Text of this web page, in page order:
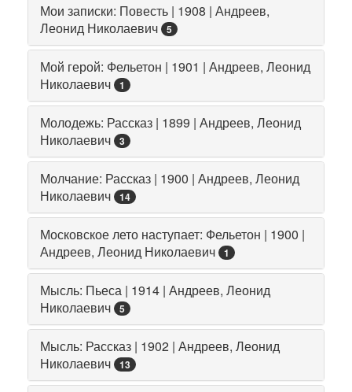
Мои записки: Повесть | 1908 | Андреев,
Леонид Николаевич
5
Мой герой: Фельетон | 1901 | Андреев, Леонид
Николаевич
1
Молодежь: Рассказ | 1899 | Андреев, Леонид
Николаевич
3
Молчание: Рассказ | 1900 | Андреев, Леонид
Николаевич
14
Московское лето наступает: Фельетон | 1900 |
Андреев, Леонид Николаевич
1
Мысль: Пьеса | 1914 | Андреев, Леонид
Николаевич
5
Мысль: Рассказ | 1902 | Андреев, Леонид
Николаевич
13